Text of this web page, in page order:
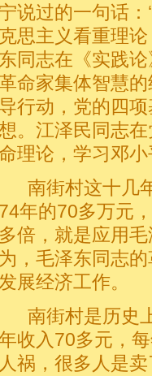
说过的一句话：
克思主义看重理
东同志在《实践
命家集体智慧
导行动，党的四
。江泽民同志
理论，学习邓
南街村这十几年
74年的70多万元
多倍，就是应用
为，毛泽东同志
展经济工作。
南街村是历史上
收入70多元，
人祸，很多人是